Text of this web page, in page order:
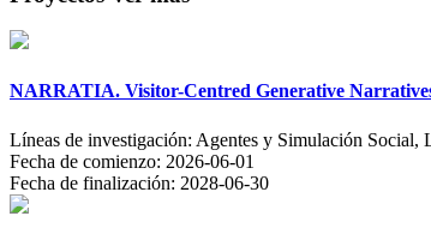
NARRATIA. Visitor-Centred Generative
Líneas de investigación: Agentes y Simulación Social,
Fecha de comienzo: 2026-06-01
Fecha de finalización: 2028-06-30